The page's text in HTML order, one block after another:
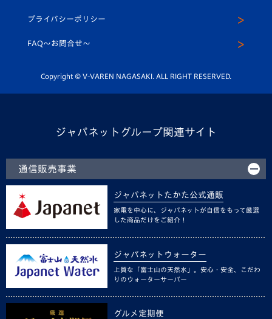
平和祈念活動
ホームタウン活動
スクール
公式LINE＠
プライバシーポリシー
FAQ〜お問合せ〜
Copyright © V-VAREN NAGASAKI. ALL RIGHT RESERVED.
ジャパネットグループ関連サイト
通信販売事業
ジャパネットたかた公式通販
家電を中心に、ジャパネットが自信をもって厳選
した商品だけをご紹介！
ジャパネットウォーター
上質な「富士山の天然水」。安心・安全、こだわ
りのウォーターサーバー
グルメ定期便